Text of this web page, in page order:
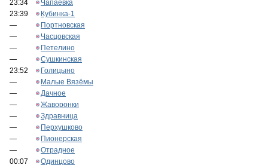
23:34
Чапаевка
23:39
Кубинка-1
—
Портновская
—
Часцовская
—
Петелино
—
Сушкинская
23:52
Голицыно
—
Малые Вязёмы
—
Дачное
—
Жаворонки
—
Здравница
—
Перхушково
—
Пионерская
—
Отрадное
00:07
Одинцово